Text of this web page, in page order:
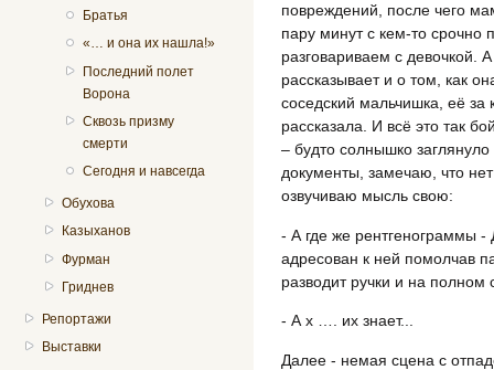
Братья
«… и она их нашла!»
Последний полет
Ворона
Сквозь призму
смерти
Сегодня и навсегда
Обухова
Казыханов
Фурман
Гриднев
Репортажи
Выставки
повреждений, после чего
пару минут с кем-то срочно
разговариваем с девочкой.
рассказывает и о том, как
соседский мальчишка, её за
рассказала. И всё это так
– будто солнышко
документы, замечаю, что
озвучиваю мысль свою:
- А где же рентгенограммы -
адресован к ней помолчав
разводит ручки и на полном
- А х …. их знает...
Далее - немая сцена с